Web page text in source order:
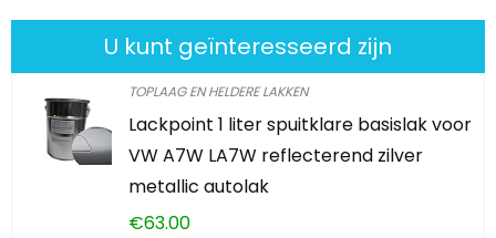
U kunt geïnteresseerd zijn
TOPLAAG EN HELDERE LAKKEN
Lackpoint 1 liter spuitklare basislak voor
VW A7W LA7W reflecterend zilver
metallic autolak
€63.00